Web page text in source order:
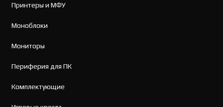
Принтеры и МФУ
Моноблоки
Мониторы
Периферия для ПК
Комплектующие